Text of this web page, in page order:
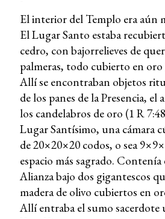
El interior del Templo era aún
El Lugar Santo estaba
cedro, con bajorrelieves de
palmeras, todo cubierto en oro
Allí se encontraban objetos
de los panes de la Presencia, el
los candelabros de oro (1 R
Lugar Santísimo, una cámara
de 20×20×20 codos, o sea
espacio más sagrado. Contenía
Alianza bajo dos gigantescos
madera de olivo cubiertos en
Allí entraba el sumo sacerdote